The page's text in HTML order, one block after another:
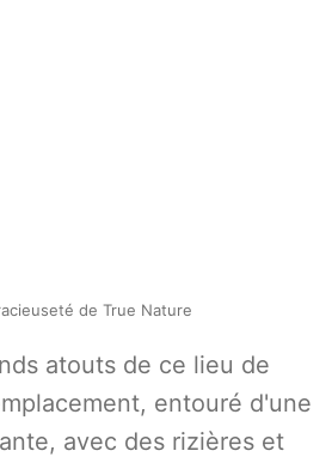
de True Nature
atouts de ce lieu de
entouré d'une
avec des rizières et